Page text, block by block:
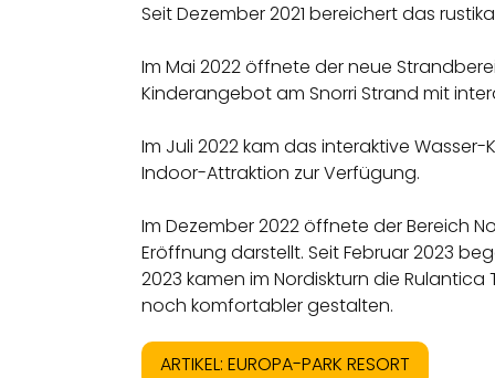
Seit Dezember 2021 bereichert das
Im Mai 2022 öffnete der neue
Kinderangebot am Snorri Strand mit
Im Juli 2022 kam das interaktive
Indoor-Attraktion zur Verfügung.
Im Dezember 2022 öffnete der Bereich
Eröffnung darstellt. Seit Februar 2023
2023 kamen im Nordiskturn die
noch komfortabler gestalten.
ARTIKEL: EUROPA-PARK RESORT